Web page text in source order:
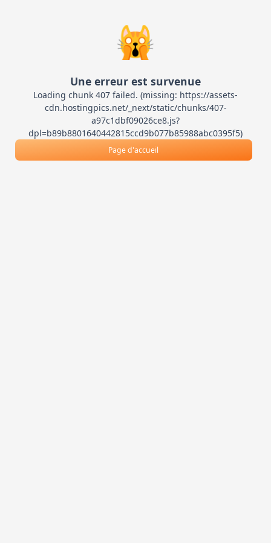
🙀
Une erreur est survenue
Loading chunk 407 failed. (missing: https://assets-
cdn.hostingpics.net/_next/static/chunks/407-
a97c1dbf09026ce8.js?
dpl=b89b8801640442815ccd9b077b85988abc0395f5)
Page d'accueil